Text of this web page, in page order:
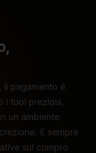
pagamento è
i tuoi preziosi,
un ambiente
E sempre
sul compro